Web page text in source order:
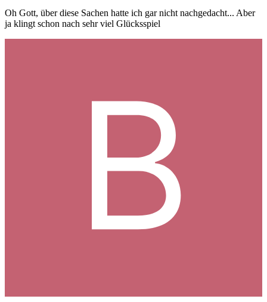
Oh Gott, über diese Sachen hatte ich gar nicht nachgedacht... Aber
ja klingt schon nach sehr viel Glücksspiel